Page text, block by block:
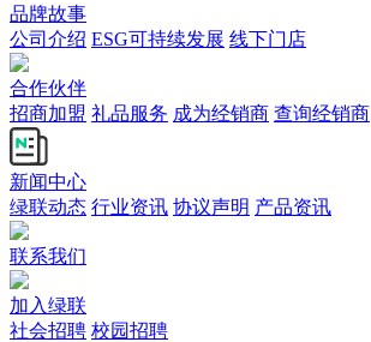
品牌故事
公司介绍 ESG可持续发展 线下门店
合作伙伴
招商加盟 礼品服务 成为经销商 查询经销商
新闻中心
绿联动态 行业资讯 协议声明 产品资讯
联系我们
加入绿联
社会招聘 校园招聘